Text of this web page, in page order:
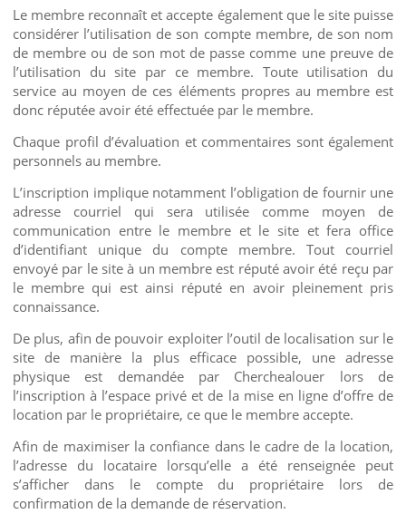
Le membre reconnaît et accepte également que le site puisse
considérer l’utilisation de son compte membre, de son nom
de membre ou de son mot de passe comme une preuve de
l’utilisation du site par ce membre. Toute utilisation du
service au moyen de ces éléments propres au membre est
donc réputée avoir été effectuée par le membre.
Chaque profil d’évaluation et commentaires sont également
personnels au membre.
L’inscription implique notamment l’obligation de fournir une
adresse courriel qui sera utilisée comme moyen de
communication entre le membre et le site et fera office
d’identifiant unique du compte membre. Tout courriel
envoyé par le site à un membre est réputé avoir été reçu par
le membre qui est ainsi réputé en avoir pleinement pris
connaissance.
De plus, afin de pouvoir exploiter l’outil de localisation sur le
site de manière la plus efficace possible, une adresse
physique est demandée par Cherchealouer lors de
l’inscription à l’espace privé et de la mise en ligne d’offre de
location par le propriétaire, ce que le membre accepte.
Afin de maximiser la confiance dans le cadre de la location,
l’adresse du locataire lorsqu’elle a été renseignée peut
s’afficher dans le compte du propriétaire lors de
confirmation de la demande de réservation.